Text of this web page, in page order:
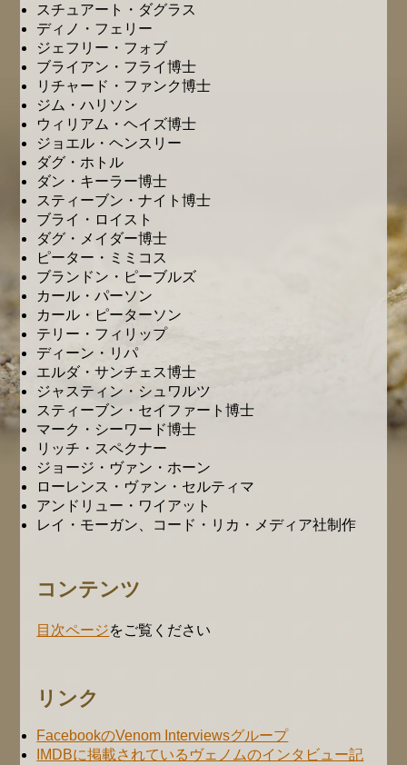
スチュアート・ダグラス
ディノ・フェリー
ジェフリー・フォブ
ブライアン・フライ博士
リチャード・ファンク博士
ジム・ハリソン
ウィリアム・ヘイズ博士
ジョエル・ヘンスリー
ダグ・ホトル
ダン・キーラー博士
スティーブン・ナイト博士
ブライ・ロイスト
ダグ・メイダー博士
ピーター・ミミコス
ブランドン・ピーブルズ
カール・パーソン
カール・ピーターソン
テリー・フィリップ
ディーン・リパ
エルダ・サンチェス博士
ジャスティン・シュワルツ
スティーブン・セイファート博士
マーク・シーワード博士
リッチ・スペクナー
ジョージ・ヴァン・ホーン
ローレンス・ヴァン・セルティマ
アンドリュー・ワイアット
レイ・モーガン、コード・リカ・メディア社制作
コンテンツ
目次ページをご覧ください
リンク
FacebookのVenom Interviewsグループ
IMDBに掲載されているヴェノムのインタビュー記